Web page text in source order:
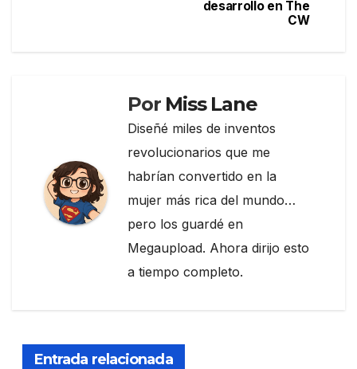
desarrollo en The
CW
Por Miss Lane
Diseñé miles de inventos
revolucionarios que me
habrían convertido en la
mujer más rica del mundo…
pero los guardé en
Megaupload. Ahora dirijo esto
a tiempo completo.
Entrada relacionada